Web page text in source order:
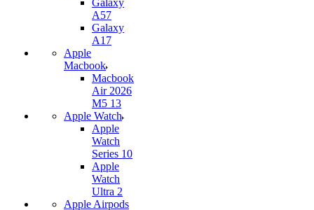
Galaxy
A57
Galaxy
A17
Apple
Macbook
Macbook
Air 2026
M5 13
Apple Watch
Apple
Watch
Series 10
Apple
Watch
Ultra 2
Apple Airpods